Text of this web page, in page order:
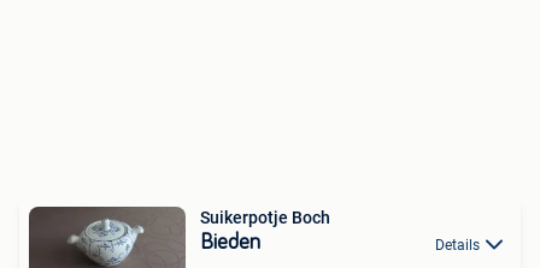
Suikerpotje Boch
Bieden Details